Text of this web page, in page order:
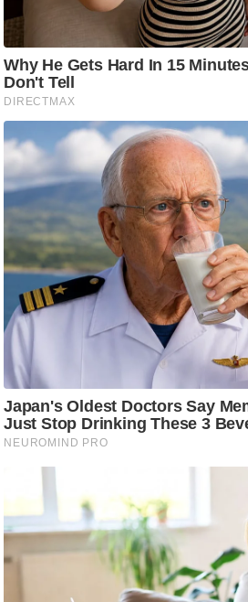
/
श
न
घ
रे
लू
नु
स्खे
प
र्य
ट
न
स्थ
ल
फि
ट
ने
रि
ले